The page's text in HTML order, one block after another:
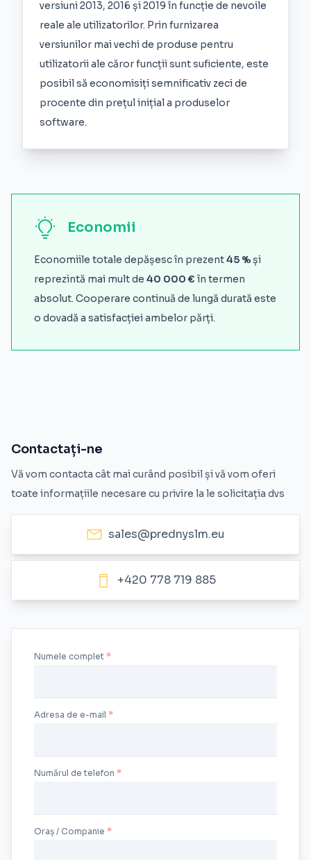
versiuni 2013, 2016 și 2019 în funcție de nevoile
reale ale utilizatorilor. Prin furnizarea
versiunilor mai vechi de produse pentru
utilizatorii ale căror funcții sunt suficiente, este
posibil să economisiți semnificativ zeci de
procente din prețul inițial a produselor
software.
Economii
Economiile totale depășesc în prezent45 %și
reprezintă mai mult de 40 000 € în termen
absolut. Cooperare continuă de lungă durată este
o dovadă a satisfacției ambelor părți.
Contactați-ne
Vă vom contacta cât mai curând posibil și vă vom oferi
toate informațiile necesare cu privire la le solicitația dvs
sales@prednyslm.eu
+420 778 719 885
Numele complet
Adresa de e-mail
Numărul de telefon
Oraș / Companie